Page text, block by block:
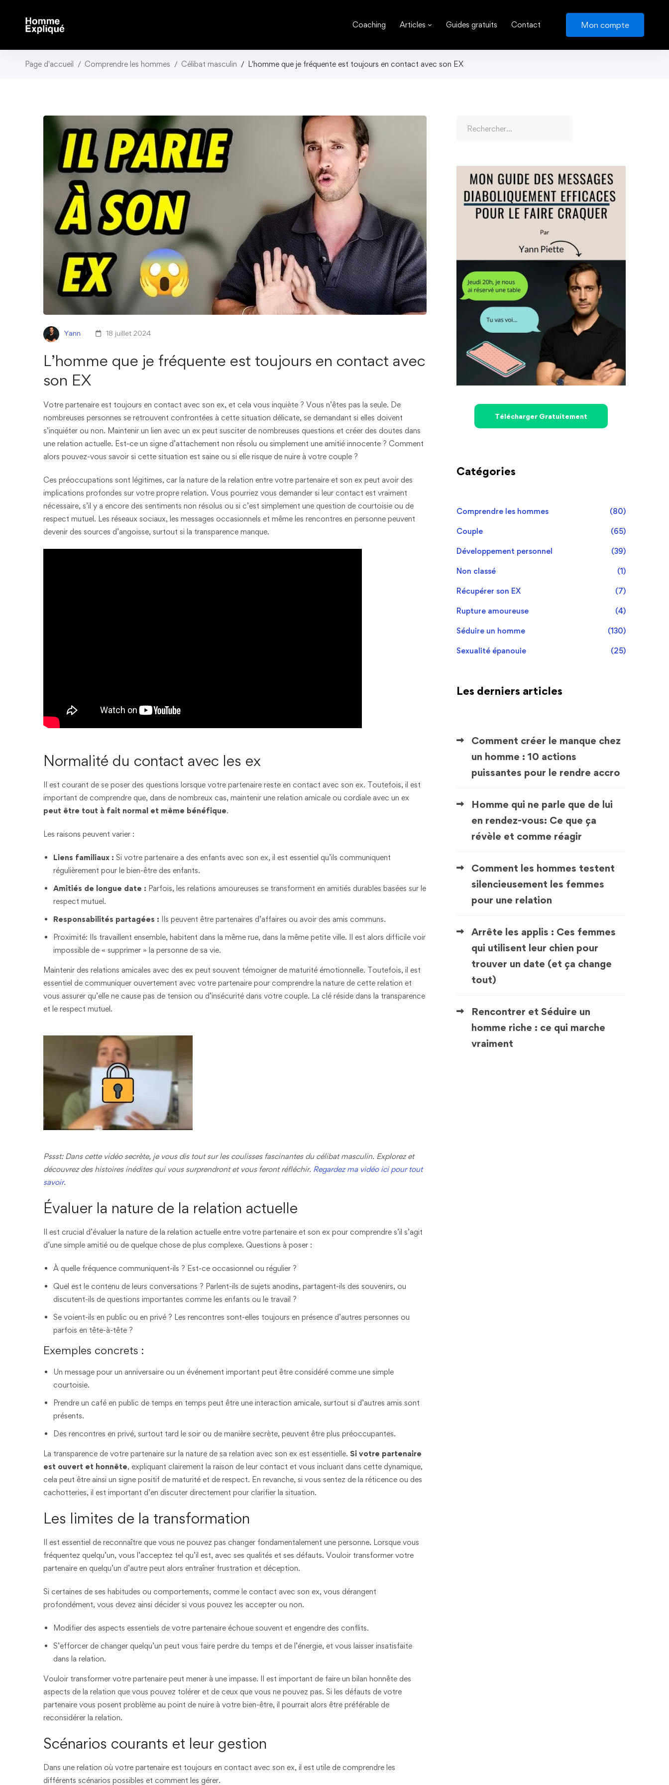
Coaching Articles Guides gratuits Contact Mon compte
Page d'accueil Comprendre les hommes Célibat masculin L'homme que je fréquente est toujours en contact avec son EX
Yann 18 juillet 2024
L’homme que je fréquente est toujours en contact avec
son EX
Votre partenaire est toujours en contact avec son ex, et cela vous inquiète ? Vous n’êtes pas la seule. De
nombreuses personnes se retrouvent confrontées à cette situation délicate, se demandant si elles doivent
s’inquiéter ou non. Maintenir un lien avec un ex peut susciter de nombreuses questions et créer des doutes dans
une relation actuelle. Est-ce un signe d’attachement non résolu ou simplement une amitié innocente ? Comment
alors pouvez-vous savoir si cette situation est saine ou si elle risque de nuire à votre couple ?
Ces préoccupations sont légitimes, car la nature de la relation entre votre partenaire et son ex peut avoir des
implications profondes sur votre propre relation. Vous pourriez vous demander si leur contact est vraiment
nécessaire, s’il y a encore des sentiments non résolus ou si c’est simplement une question de courtoisie ou de
respect mutuel. Les réseaux sociaux, les messages occasionnels et même les rencontres en personne peuvent
devenir des sources d’angoisse, surtout si la transparence manque.
Normalité du contact avec les ex
Il est courant de se poser des questions lorsque votre partenaire reste en contact avec son ex. Toutefois, il est
important de comprendre que, dans de nombreux cas, maintenir une relation amicale ou cordiale avec un ex
peut être tout à fait normal et même bénéfique.
Les raisons peuvent varier :
Liens familiaux : Si votre partenaire a des enfants avec son ex, il est essentiel qu’ils communiquent
régulièrement pour le bien-être des enfants.
Amitiés de longue date : Parfois, les relations amoureuses se transforment en amitiés durables basées sur le
respect mutuel.
Responsabilités partagées : Ils peuvent être partenaires d’affaires ou avoir des amis communs.
Proximité: Ils travaillent ensemble, habitent dans la même rue, dans la même petite ville. Il est alors difficile voir
impossible de « supprimer » la personne de sa vie.
Maintenir des relations amicales avec des ex peut souvent témoigner de maturité émotionnelle. Toutefois, il est
essentiel de communiquer ouvertement avec votre partenaire pour comprendre la nature de cette relation et
vous assurer qu’elle ne cause pas de tension ou d’insécurité dans votre couple. La clé réside dans la transparence
et le respect mutuel.
Pssst: Dans cette vidéo secrète, je vous dis tout sur les coulisses fascinantes du célibat masculin. Explorez et
découvrez des histoires inédites qui vous surprendront et vous feront réfléchir. Regardez ma vidéo ici pour tout
savoir.
Évaluer la nature de la relation actuelle
Il est crucial d’évaluer la nature de la relation actuelle entre votre partenaire et son ex pour comprendre s’il s’agit
d’une simple amitié ou de quelque chose de plus complexe. Questions à poser :
À quelle fréquence communiquent-ils ? Est-ce occasionnel ou régulier ?
Quel est le contenu de leurs conversations ? Parlent-ils de sujets anodins, partagent-ils des souvenirs, ou
discutent-ils de questions importantes comme les enfants ou le travail ?
Se voient-ils en public ou en privé ? Les rencontres sont-elles toujours en présence d’autres personnes ou
parfois en tête-à-tête ?
Exemples concrets :
Un message pour un anniversaire ou un événement important peut être considéré comme une simple
courtoisie.
Prendre un café en public de temps en temps peut être une interaction amicale, surtout si d’autres amis sont
présents.
Des rencontres en privé, surtout tard le soir ou de manière secrète, peuvent être plus préoccupantes.
La transparence de votre partenaire sur la nature de sa relation avec son ex est essentielle. Si votre partenaire
est ouvert et honnête, expliquant clairement la raison de leur contact et vous incluant dans cette dynamique,
cela peut être ainsi un signe positif de maturité et de respect. En revanche, si vous sentez de la réticence ou des
cachotteries, il est important d’en discuter directement pour clarifier la situation.
Les limites de la transformation
Il est essentiel de reconnaître que vous ne pouvez pas changer fondamentalement une personne. Lorsque vous
fréquentez quelqu’un, vous l’acceptez tel qu’il est, avec ses qualités et ses défauts. Vouloir transformer votre
partenaire en quelqu’un d’autre peut alors entraîner frustration et déception.
Si certaines de ses habitudes ou comportements, comme le contact avec son ex, vous dérangent
profondément, vous devez ainsi décider si vous pouvez les accepter ou non.
Modifier des aspects essentiels de votre partenaire échoue souvent et engendre des conflits.
S’efforcer de changer quelqu’un peut vous faire perdre du temps et de l’énergie, et vous laisser insatisfaite
dans la relation.
Vouloir transformer votre partenaire peut mener à une impasse. Il est important de faire un bilan honnête des
aspects de la relation que vous pouvez tolérer et de ceux que vous ne pouvez pas. Si les défauts de votre
partenaire vous posent problème au point de nuire à votre bien-être, il pourrait alors être préférable de
reconsidérer la relation.
Scénarios courants et leur gestion
Dans une relation où votre partenaire est toujours en contact avec son ex, il est utile de comprendre les
différents scénarios possibles et comment les gérer.
Télécharger Gratuitement
Catégories
Comprendre les hommes (80)
Couple (65)
Développement personnel (39)
Non classé (1)
Récupérer son EX (7)
Rupture amoureuse (4)
Séduire un homme (130)
Sexualité épanouie (25)
Les derniers articles
Comment créer le manque chez
un homme : 10 actions
puissantes pour le rendre accro
Homme qui ne parle que de lui
en rendez-vous: Ce que ça
révèle et comme réagir
Comment les hommes testent
silencieusement les femmes
pour une relation
Arrête les applis : Ces femmes
qui utilisent leur chien pour
trouver un date (et ça change
tout)
Rencontrer et Séduire un
homme riche : ce qui marche
vraiment